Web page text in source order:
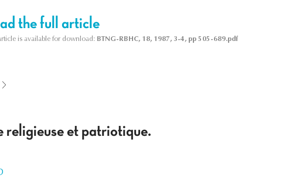
the full article
article is available for download: BTNG-RBHC, 18, 1987, 3-4, pp 505-689.pdf
religieuse et patriotique.